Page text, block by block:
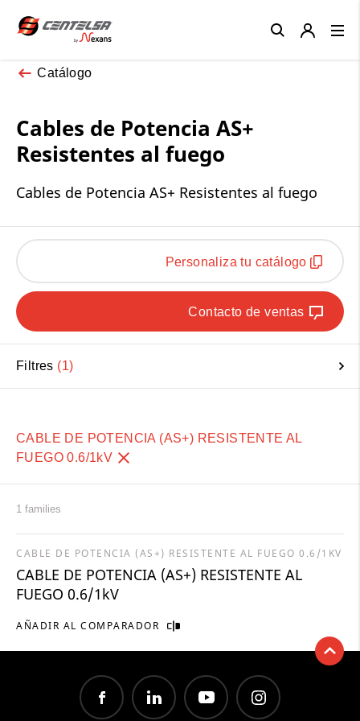
Catálogo
Cables de Potencia AS+
Resistentes al fuego
Cables de Potencia AS+ Resistentes al fuego
Personaliza tu catálogo
Contacto de ventas
Filtres 1
CABLE DE POTENCIA (AS+) RESISTENTE AL
FUEGO 0.6/1kV
1 families
AÑADIR AL COMPARADOR
CABLE DE POTENCIA (AS+) RESISTENTE AL FUEGO 0.6/1KV
CABLE DE POTENCIA (AS+) RESISTENTE AL
FUEGO 0.6/1kV
Close